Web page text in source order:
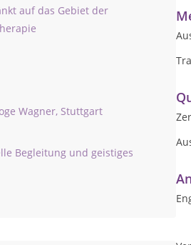
auf das Gebiet der
Wagner, Stuttgart
Begleitung und geistiges